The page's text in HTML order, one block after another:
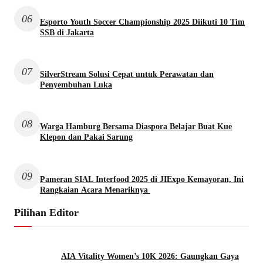
06
Esporto Youth Soccer Championship 2025 Diikuti 10 Tim
SSB di Jakarta
07
SilverStream Solusi Cepat untuk Perawatan dan
Penyembuhan Luka
08
Warga Hamburg Bersama Diaspora Belajar Buat Kue
Klepon dan Pakai Sarung
09
Pameran SIAL Interfood 2025 di JIExpo Kemayoran, Ini
Rangkaian Acara Menariknya
Pilihan Editor
AIA Vitality Women’s 10K 2026: Gaungkan Gaya